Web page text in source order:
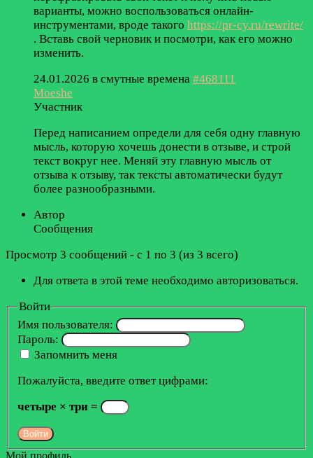
варианты, можно воспользоваться онлайн-
инструментами, вроде такого https://pr-cy.ru/rewrite/
. Вставь свой черновик и посмотри, как его можно
изменить.
24.01.2026 в смутные времена #468111
Moeshe
Участник
Перед написанием определи для себя одну главную
мысль, которую хочешь донести в отзыве, и строй
текст вокруг нее. Меняй эту главную мысль от
отзыва к отзыву, так тексты автоматически будут
более разнообразными.
Автор
Сообщения
Просмотр 3 сообщений - с 1 по 3 (из 3 всего)
Для ответа в этой теме необходимо авторизоваться.
Войти
Имя пользователя:
Пароль:
Запомнить меня
Пожалуйста, введите ответ цифрами:
четыре × три =
Войти